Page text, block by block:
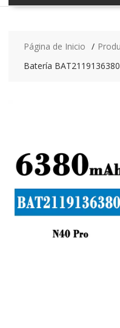
Página de Inicio
Batería